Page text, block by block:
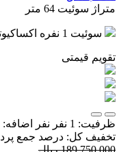
متراژ سوئیت 64 متر
سوئیت 1 نفره اکساکیوتیو
تقویم قیمتی
ظرفیت: 1 نفر نفر اضافه:
تخفیف کل: درصد جمع
189,750,000 ریال